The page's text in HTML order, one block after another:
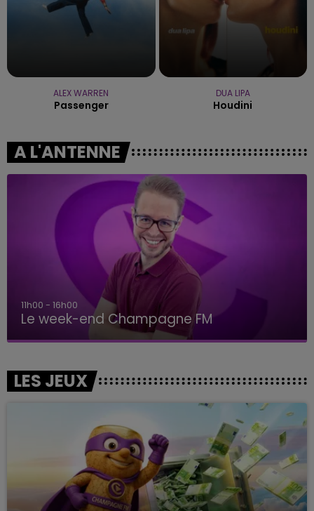
ALEX WARREN
Passenger
DUA LIPA
Houdini
A L'ANTENNE
11h00 - 16h00
Le week-end Champagne FM
LES JEUX